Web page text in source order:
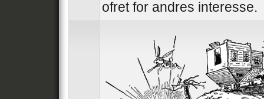
ofret for andres interesse.